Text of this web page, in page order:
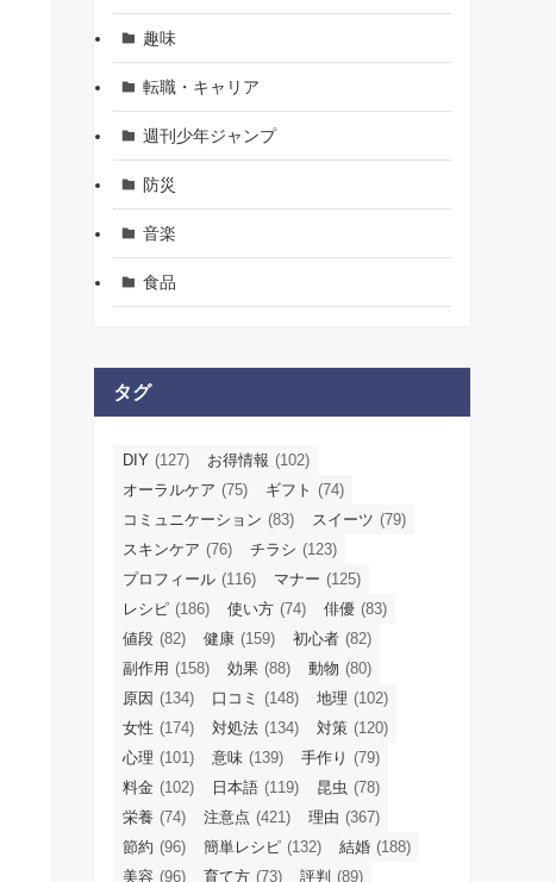
趣味
転職・キャリア
週刊少年ジャンプ
防災
音楽
食品
タグ
DIY (127) お得情報 (102)
オーラルケア (75) ギフト (74)
コミュニケーション (83) スイーツ (79)
スキンケア (76) チラシ (123)
プロフィール (116) マナー (125)
レシピ (186) 使い方 (74) 俳優 (83)
値段 (82) 健康 (159) 初心者 (82)
副作用 (158) 効果 (88) 動物 (80)
原因 (134) 口コミ (148) 地理 (102)
女性 (174) 対処法 (134) 対策 (120)
心理 (101) 意味 (139) 手作り (79)
料金 (102) 日本語 (119) 昆虫 (78)
栄養 (74) 注意点 (421) 理由 (367)
節約 (96) 簡単レシピ (132) 結婚 (188)
美容 (96) 育て方 (73) 評判 (89)